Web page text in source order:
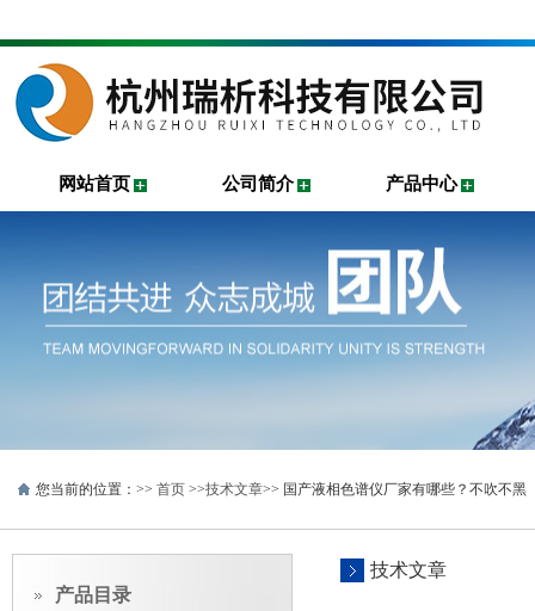
网站首页 公司简介 产品中心
您当前的位置：>> 首页 >>技术文章>> 国产液相色谱仪厂家有哪些？不吹不黑
产品目录
技术文章